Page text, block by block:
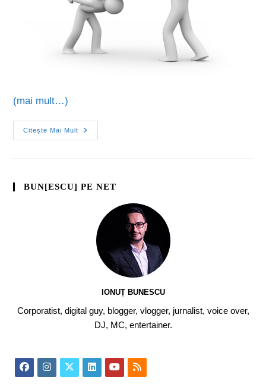
(mai mult…)
Citește Mai Mult
BUN[ESCU] PE NET
IONUȚ BUNESCU
Corporatist, digital guy, blogger, vlogger, jurnalist, voice over,
DJ, MC, entertainer.